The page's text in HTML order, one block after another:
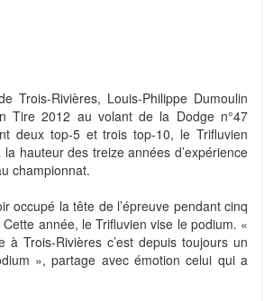
Rivières, Louis-Philippe Dumoulin
Tire 2012 au volant de la Dodge n°47
deux top-5 et trois top-10, le Trifluvien
hauteur des treize années d’expérience
championnat.
occupé la tête de l’épreuve pendant cinq
année, le Trifluvien vise le podium. «
Trois-Rivières c’est depuis toujours un
», partage avec émotion celui qui a